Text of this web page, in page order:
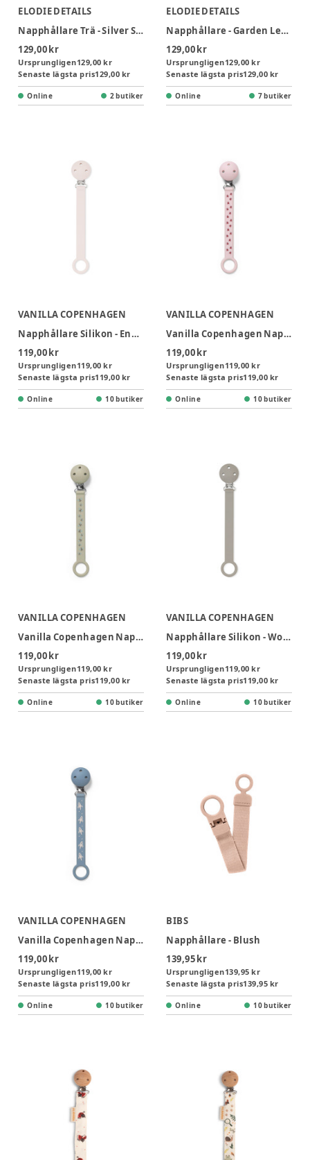
ELODIE DETAILS
Napphållare Trä - Silver Sheen
129,00 kr
Ursprungligen129,00 kr
Senaste lägsta pris129,00 kr
Online 2 butiker
ELODIE DETAILS
Napphållare - Garden Leo Toile
129,00 kr
Ursprungligen129,00 kr
Senaste lägsta pris129,00 kr
Online 7 butiker
VANILLA COPENHAGEN
Napphållare Silikon - English Rose
119,00 kr
Ursprungligen119,00 kr
Senaste lägsta pris119,00 kr
Online 10 butiker
VANILLA COPENHAGEN
Vanilla Copenhagen Napphållare - Ladybug
119,00 kr
Ursprungligen119,00 kr
Senaste lägsta pris119,00 kr
Online 10 butiker
VANILLA COPENHAGEN
Vanilla Copenhagen Napphållare - Honeybee
119,00 kr
Ursprungligen119,00 kr
Senaste lägsta pris119,00 kr
Online 10 butiker
VANILLA COPENHAGEN
Napphållare Silikon - Wood
119,00 kr
Ursprungligen119,00 kr
Senaste lägsta pris119,00 kr
Online 10 butiker
VANILLA COPENHAGEN
Vanilla Copenhagen Napphållare - Space
119,00 kr
Ursprungligen119,00 kr
Senaste lägsta pris119,00 kr
Online 10 butiker
BIBS
Napphållare - Blush
139,95 kr
Ursprungligen139,95 kr
Senaste lägsta pris139,95 kr
Online 10 butiker